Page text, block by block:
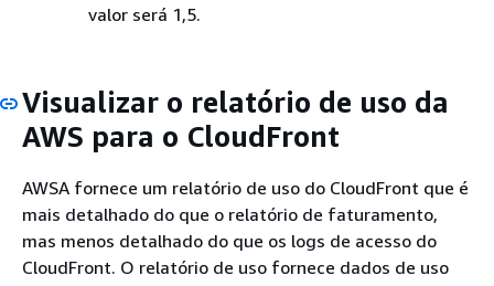
valor será 1,5.
Visualizar o relatório de uso da
AWS para o CloudFront
AWSA fornece um relatório de uso do CloudFront que é
mais detalhado do que o relatório de faturamento,
mas menos detalhado do que os logs de acesso do
CloudFront. O relatório de uso fornece dados de uso